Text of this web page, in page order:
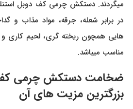
میگردند. دستکش چرمی کف دوبل
در برابر شعله، جرقه، مواد مذاب و
هایی همچون ریخته گری، لحیم کاری
مناسب میباشد.
ضخامت دستکش چرمی کف
بزرگترین مزیت های آن